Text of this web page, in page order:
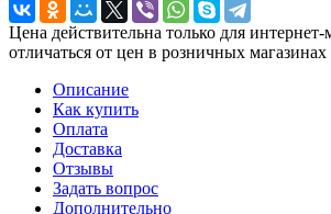
Цена действительна только для
отличаться от цен в розничных магазинах
Описание
Как купить
Оплата
Доставка
Отзывы
Задать вопрос
Дополнительно